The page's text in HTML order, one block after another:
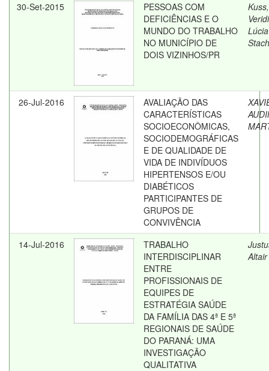
30-Set-2015
PESSOAS COM
DEFICIÊNCIAS E O
MUNDO DO TRABALHO
NO MUNICÍPIO DE
DOIS VIZINHOS/PR
Kuss,
Lúcia
26-Jul-2016
AVALIAÇÃO DAS
CARACTERÍSTICAS
SOCIOECONÔMICAS,
SOCIODEMOGRÁFICAS
E DE QUALIDADE DE
VIDA DE INDIVÍDUOS
HIPERTENSOS E/OU
DIABÉTICOS
PARTICIPANTES DE
GRUPOS DE
CONVIVÊNCIA
14-Jul-2016
TRABALHO
INTERDISCIPLINAR
ENTRE
PROFISSIONAIS DE
EQUIPES DE
ESTRATÉGIA SAÚDE
DA FAMÍLIA DAS 4ª E 5ª
REGIONAIS DE SAÚDE
DO PARANÁ: UMA
INVESTIGAÇÃO
QUALITATIVA
Altair